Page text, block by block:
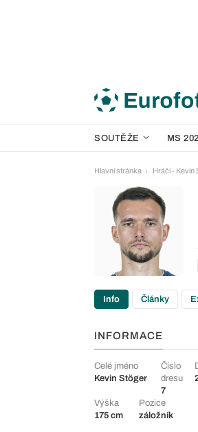
SOUTĚŽE MS
Hlavní stránka Hráči - Kevin
Info Články
INFORMACE
Celé jméno
Kevin Stöger
Číslo
dresu
7
Výška
175 cm
Pozice
záložník